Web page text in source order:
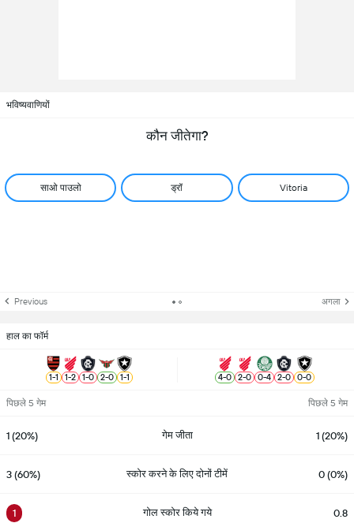
भविष्यवाणियों
कौन जीतेगा?
साओ पाउलो ड्रॉ Vitoria
Previous अगला
हाल का फॉर्म
1-1 1-2 1-0 2-0 1-1 4-0 2-0 0-4 2-0 0-0
पिछले 5 गेम पिछले 5 गेम
1 (20%) गेम जीता 1 (20%)
3 (60%) स्कोर करने के लिए दोनों टीमें 0 (0%)
1 गोल स्कोर किये गये 0.8